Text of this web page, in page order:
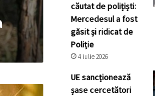
căutat de polițiști:
Mercedesul a fost
găsit și ridicat de
Poliție
4 iulie 2026
UE sancționează
șase cercetători